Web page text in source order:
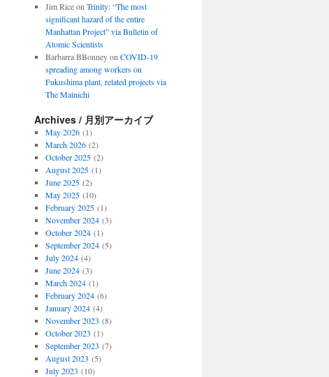
Jim Riceon Trinity: “The most
significant hazard of the entire
Manhattan Project” via Bulletin of
Atomic Scientists
Barbarra BBonneyon COVID-19
spreading among workers on
Fukushima plant, related projects via
The Mainichi
Archives / 月別アーカイブ
May 2026(1)
March 2026(2)
October 2025(2)
August 2025(1)
June 2025(2)
May 2025(10)
February 2025(1)
November 2024(3)
October 2024(1)
September 2024(5)
July 2024(4)
June 2024(3)
March 2024(1)
February 2024(6)
January 2024(4)
November 2023 (8)
October 2023 (1)
September 2023 (7)
August 2023 (5)
July 2023 (10)